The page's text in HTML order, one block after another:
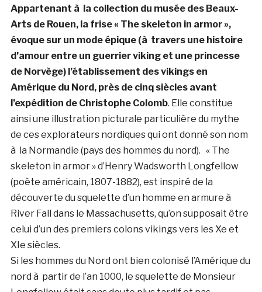
Appartenant à la collection du musée des Beaux-
Arts de Rouen, la frise « The skeleton in armor »,
évoque sur un mode épique (à travers une histoire
d’amour entre un guerrier viking et une princesse
de Norvège) l’établissement des vikings en
Amérique du Nord, près de cinq siècles avant
l’expédition de Christophe Colomb. Elle constitue
ainsi une illustration picturale particulière du mythe
de ces explorateurs nordiques qui ont donné son nom
à la Normandie (pays des hommes du nord). « The
skeleton in armor » d’ Henry Wadsworth Longfellow
(poète américain, 1807-1882), est inspiré de la
découverte du squelette d’un homme en armure à
River Fall dans le Massachusetts, qu’on supposait être
celui d’un des premiers colons vikings vers les Xe et
XIe siècles.
Si les hommes du Nord ont bien colonisé l’Amérique du
nord à partir de l’an 1000, le squelette de Monsieur